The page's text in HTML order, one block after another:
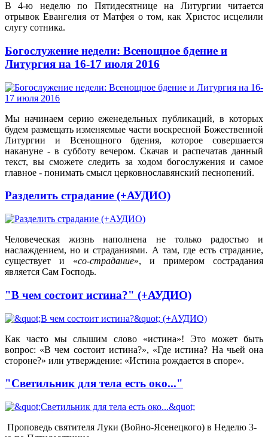
В 4-ю неделю по Пятидесятнице на Литургии читается
отрывок Евангелия от Матфея о том, как Христос исцелили
слугу сотника.
Богослужение недели: Всенощное бдение и
Литургия на 16-17 июля 2016
Мы начинаем серию еженедельных публикаций, в которых
будем размещать изменяемые части воскресной Божественной
Литургии и Всенощного бдения, которое совершается
накануне - в субботу вечером. Скачав и распечатав данный
текст, вы сможете следить за ходом богослужения и самое
главное - понимать смысл церковнославянский песнопений.
Разделить страдание (+АУДИО)
Человеческая жизнь наполнена не только радостью и
наслаждением, но и страданиями. А там, где есть страдание,
существует и «со-страдание», и примером сострадания
является Сам Господь.
"В чем состоит истина?" (+АУДИО)
Как часто мы слышим слово «истина»! Это может быть
вопрос: «В чем состоит истина?», «Где истина? На чьей она
стороне?» или утверждение: «Истина рождается в споре».
"Светильник для тела есть око..."
Проповедь святителя Луки (Войно-Ясенецкого) в Неделю 3-